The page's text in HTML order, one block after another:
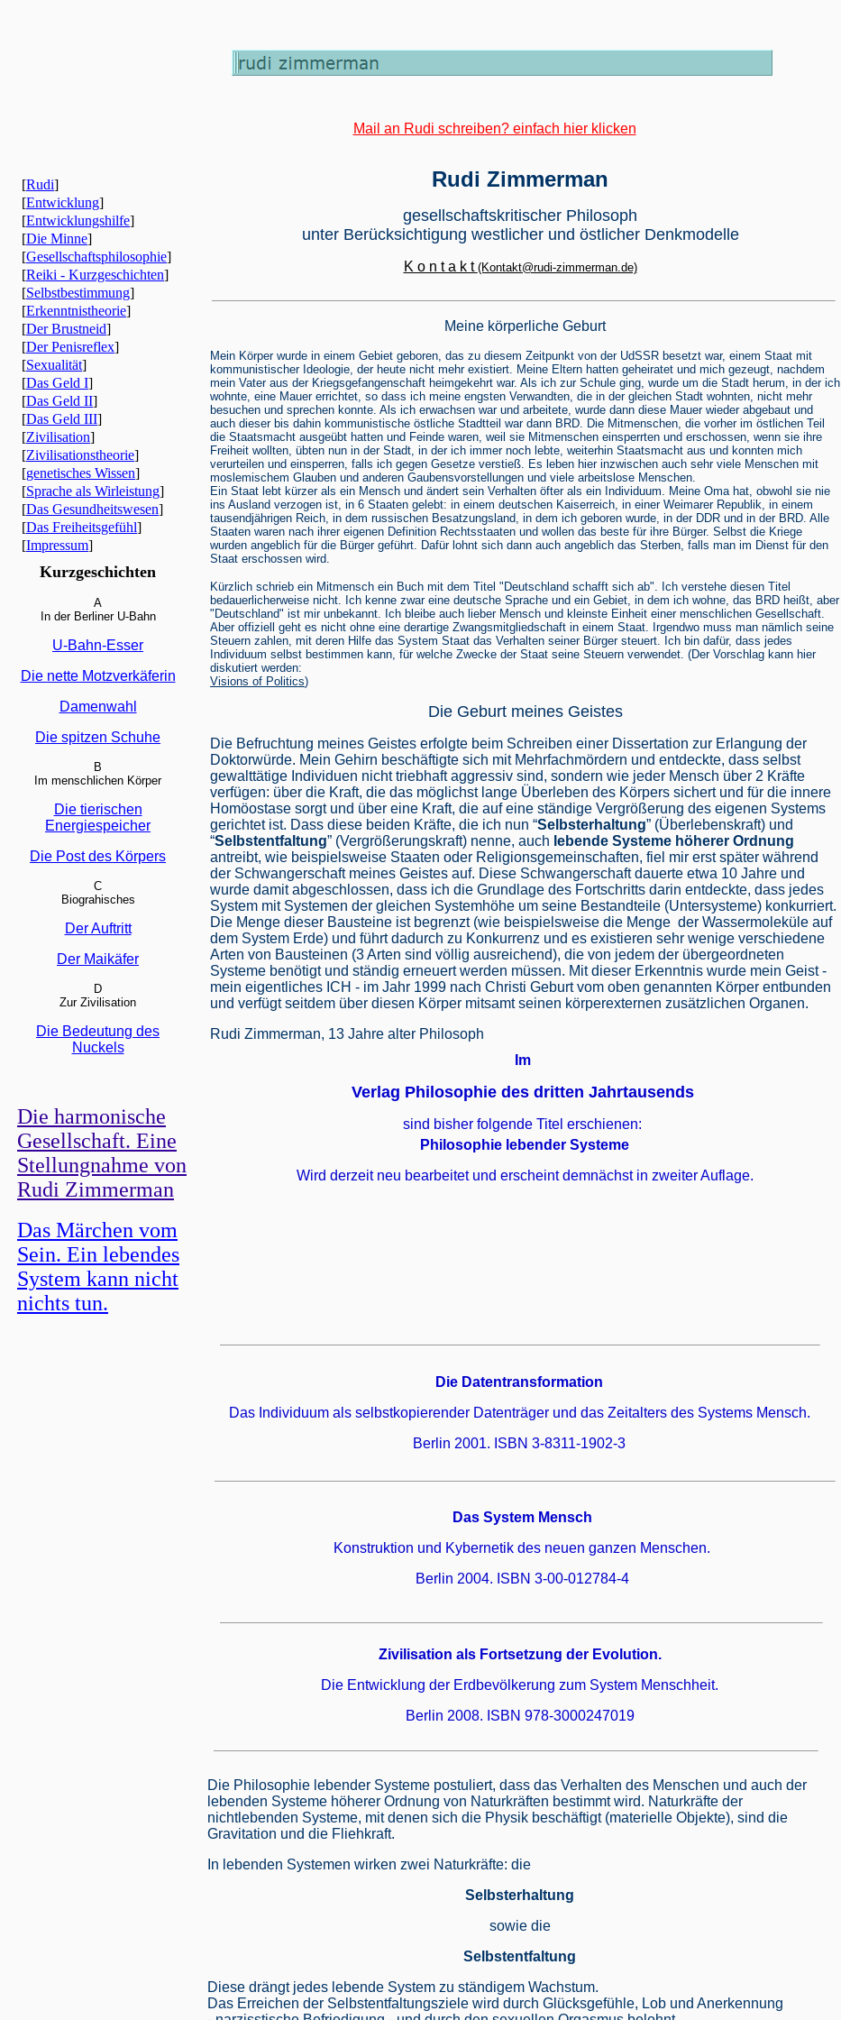
Mail an Rudi schreiben? einfach hier klicken
[Rudi]
[Entwicklung]
[Entwicklungshilfe]
[Die Minne]
[Gesellschaftsphilosophie]
[Reiki - Kurzgeschichten]
[Selbstbestimmung]
[Erkenntnistheorie]
[Der Brustneid]
[Der Penisreflex]
[Sexualität]
[Das Geld I]
[Das Geld II]
[Das Geld III]
[Zivilisation]
[Zivilisationstheorie]
[genetisches Wissen]
[Sprache als Wirleistung]
[Das Gesundheitswesen]
[Das Freiheitsgefühl]
[Impressum]
Kurzgeschichten
A
In der Berliner U-Bahn
U-Bahn-Esser
Die nette Motzverkäferin
Damenwahl
Die spitzen Schuhe
B
Im menschlichen Körper
Die tierischen
Energiespeicher
Die Post des Körpers
C
Biograhisches
Der Auftritt
Der Maikäfer
D
Zur Zivilisation
Die Bedeutung des
Nuckels
Die harmonische
Gesellschaft. Eine
Stellungnahme von
Rudi Zimmerman
Das Märchen vom
Sein. Ein lebendes
System kann nicht
nichts tun.
Rudi Zimmerman
gesellschaftskritischer Philosoph
unter Berücksichtigung westlicher und östlicher Denkmodelle
K o n t a k t (Kontakt@rudi-zimmerman.de)
Meine körperliche Geburt
Mein Körper wurde in einem Gebiet geboren, das zu diesem Zeitpunkt von der UdSSR besetzt war, einem Staat mit
kommunistischer Ideologie, der heute nicht mehr existiert. Meine Eltern hatten geheiratet und mich gezeugt, nachdem
mein Vater aus der Kriegsgefangenschaft heimgekehrt war. Als ich zur Schule ging, wurde um die Stadt herum, in der ich
wohnte, eine Mauer errichtet, so dass ich meine engsten Verwandten, die in der gleichen Stadt wohnten, nicht mehr
besuchen und sprechen konnte. Als ich erwachsen war und arbeitete, wurde dann diese Mauer wieder abgebaut und
auch dieser bis dahin kommunistische östliche Stadtteil war dann BRD. Die Mitmenschen, die vorher im östlichen Teil
die Staatsmacht ausgeübt hatten und Feinde waren, weil sie Mitmenschen einsperrten und erschossen, wenn sie ihre
Freiheit wollten, übten nun in der Stadt, in der ich immer noch lebte, weiterhin Staatsmacht aus und konnten mich
verurteilen und einsperren, falls ich gegen Gesetze verstieß. Es leben hier inzwischen auch sehr viele Menschen mit
moslemischem Glauben und anderen Gaubensvorstellungen und viele arbeitslose Menschen.
Ein Staat lebt kürzer als ein Mensch und ändert sein Verhalten öfter als ein Individuum. Meine Oma hat, obwohl sie nie
ins Ausland verzogen ist, in 6 Staaten gelebt: in einem deutschen Kaiserreich, in einer Weimarer Republik, in einem
tausendjährigen Reich, in dem russischen Besatzungsland, in dem ich geboren wurde, in der DDR und in der BRD. Alle
Staaten waren nach ihrer eigenen Definition Rechtsstaaten und wollen das beste für ihre Bürger. Selbst die Kriege
wurden angeblich für die Bürger geführt. Dafür lohnt sich dann auch angeblich das Sterben, falls man im Dienst für den
Staat erschossen wird.
Kürzlich schrieb ein Mitmensch ein Buch mit dem Titel "Deutschland schafft sich ab". Ich verstehe diesen Titel
bedauerlicherweise nicht. Ich kenne zwar eine deutsche Sprache und ein Gebiet, in dem ich wohne, das BRD heißt, aber
"Deutschland" ist mir unbekannt. Ich bleibe auch lieber Mensch und kleinste Einheit einer menschlichen Gesellschaft.
Aber offiziell geht es nicht ohne eine derartige Zwangsmitgliedschaft in einem Staat. Irgendwo muss man nämlich seine
Steuern zahlen, mit deren Hilfe das System Staat das Verhalten seiner Bürger steuert. Ich bin dafür, dass jedes
Individuum selbst bestimmen kann, für welche Zwecke der Staat seine Steuern verwendet. (Der Vorschlag kann hier
diskutiert werden:
Visions of Politics)
Die Geburt meines Geistes
Die Befruchtung meines Geistes erfolgte beim Schreiben einer Dissertation zur Erlangung der
Doktorwürde. Mein Gehirn beschäftigte sich mit Mehrfachmördern und entdeckte, dass selbst
gewalttätige Individuen nicht triebhaft aggressiv sind, sondern wie jeder Mensch über 2 Kräfte
verfügen: über die Kraft, die das möglichst lange Überleben des Körpers sichert und für die innere
Homöostase sorgt und über eine Kraft, die auf eine ständige Vergrößerung des eigenen Systems
gerichtet ist. Dass diese beiden Kräfte, die ich nun “Selbsterhaltung” (Überlebenskraft) und
“Selbstentfaltung” (Vergrößerungskraft) nenne, auch lebende Systeme höherer Ordnung
antreibt, wie beispielsweise Staaten oder Religionsgemeinschaften, fiel mir erst später während
der Schwangerschaft meines Geistes auf. Diese Schwangerschaft dauerte etwa 10 Jahre und
wurde damit abgeschlossen, dass ich die Grundlage des Fortschritts darin entdeckte, dass jedes
System mit Systemen der gleichen Systemhöhe um seine Bestandteile (Untersysteme) konkurriert.
Die Menge dieser Bausteine ist begrenzt (wie beispielsweise die Menge der Wassermoleküle auf
dem System Erde) und führt dadurch zu Konkurrenz und es existieren sehr wenige verschiedene
Arten von Bausteinen (3 Arten sind völlig ausreichend), die von jedem der übergeordneten
Systeme benötigt und ständig erneuert werden müssen. Mit dieser Erkenntnis wurde mein Geist -
mein eigentliches ICH - im Jahr 1999 nach Christi Geburt vom oben genannten Körper entbunden
und verfügt seitdem über diesen Körper mitsamt seinen körperexternen zusätzlichen Organen.
Rudi Zimmerman, 13 Jahre alter Philosoph
Im
Verlag Philosophie des dritten Jahrtausends
sind bisher folgende Titel erschienen:
Philosophie lebender Systeme
Wird derzeit neu bearbeitet und erscheint demnächst in zweiter Auflage.
Die Datentransformation
Das Individuum als selbstkopierender Datenträger und das Zeitalters des Systems Mensch.
Berlin 2001. ISBN 3-8311-1902-3
Das System Mensch
Konstruktion und Kybernetik des neuen ganzen Menschen.
Berlin 2004. ISBN 3-00-012784-4
Zivilisation als Fortsetzung der Evolution.
Die Entwicklung der Erdbevölkerung zum System Menschheit.
Berlin 2008. ISBN 978-3000247019
Die Philosophie lebender Systeme postuliert, dass das Verhalten des Menschen und auch der
lebenden Systeme höherer Ordnung von Naturkräften bestimmt wird. Naturkräfte der
nichtlebenden Systeme, mit denen sich die Physik beschäftigt (materielle Objekte), sind die
Gravitation und die Fliehkraft.
In lebenden Systemen wirken zwei Naturkräfte: die
Selbsterhaltung
sowie die
Selbstentfaltung
Diese drängt jedes lebende System zu ständigem Wachstum.
Das Erreichen der Selbstentfaltungsziele wird durch Glücksgefühle, Lob und Anerkennung